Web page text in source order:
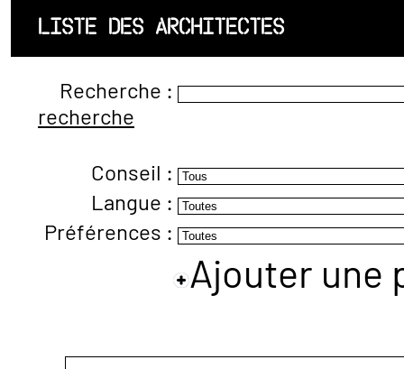
ACCUEIL
LISTE DES
ARCHITECTES
JURISPRUDENCE
ANNEXE 4 CODT
LISTE DES ARCHITECTES
Recherche :
recherche
Conseil :
Langue :
Préférences :
Ajouter une